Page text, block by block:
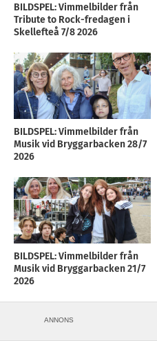
BILDSPEL: Vimmelbilder från
Tribute to Rock-fredagen i
Skellefteå 7/8 2026
BILDSPEL: Vimmelbilder från
Musik vid Bryggarbacken 28/7
2026
BILDSPEL: Vimmelbilder från
Musik vid Bryggarbacken 21/7
2026
ANNONS